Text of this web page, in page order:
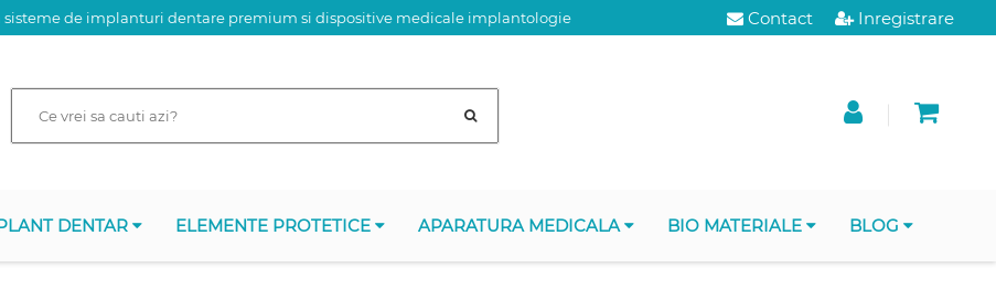
sisteme de implanturi dentare premium si dispositive medicale implantologie Contact Inregistrare
DENTAR ELEMENTE PROTETICE APARATURA MEDICALA BIO MATERIALE BLOG